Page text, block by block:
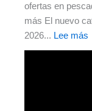
ofertas en
más El nuevo
2026... Lee más